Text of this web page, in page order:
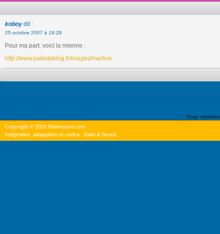
koboy dit :
25 octobre 2007 à 18:29
Pour ma part, voici la mienne :
http://www.pakistablog.fr/images/martine
Page
Copyright © 2026 Klakinoumi.com
Intégration, adaptation et vodka : Klaki & Benoit